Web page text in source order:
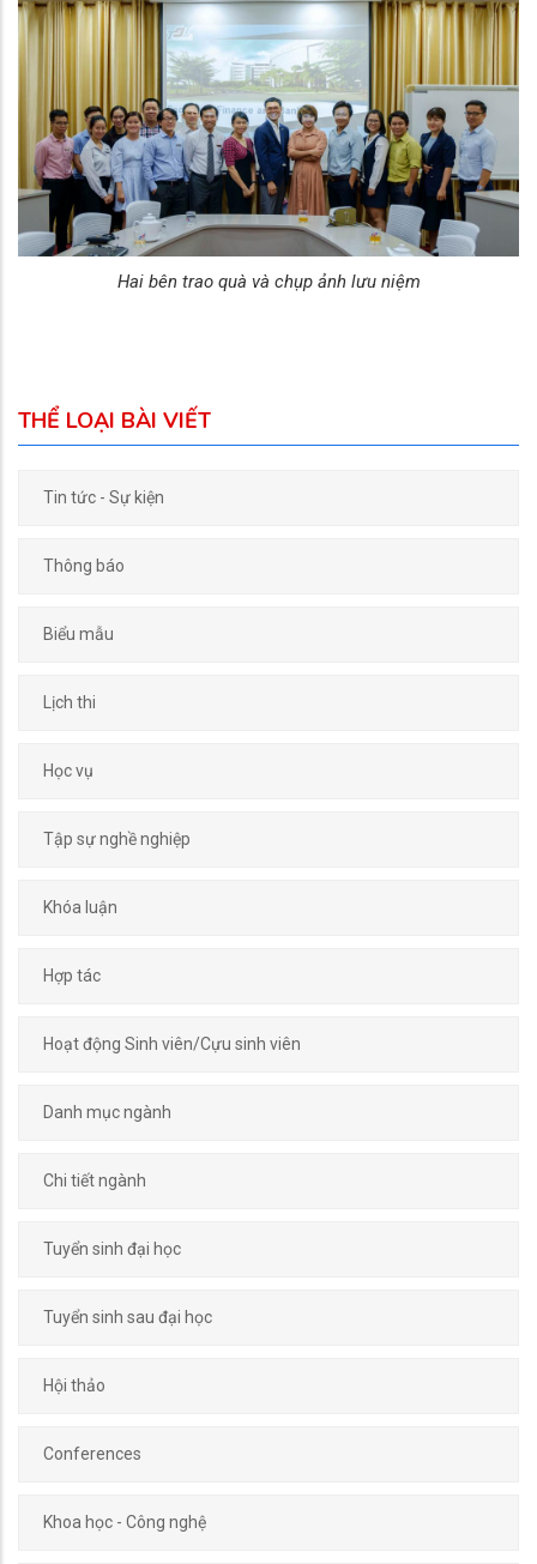
Hai bên trao quà và chụp ảnh lưu niệm
THỂ LOẠI BÀI VIẾT
Tin tức - Sự kiện
Thông báo
Biểu mẫu
Lịch thi
Học vụ
Tập sự nghề nghiệp
Khóa luận
Hợp tác
Hoạt động Sinh viên/Cựu sinh viên
Danh mục ngành
Chi tiết ngành
Tuyển sinh đại học
Tuyển sinh sau đại học
Hội thảo
Conferences
Khoa học - Công nghệ